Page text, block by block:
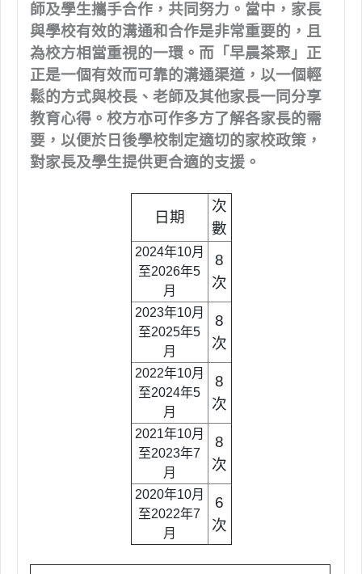
師及學生攜手合作，共同努力。當中，家長
與學校有效的溝通和合作是非常重要的，且
為校方相當重視的一環。而「早晨茶聚」正
正是一個有效而可靠的溝通渠道，以一個輕
鬆的方式與校長、老師及其他家長一同分享
教育心得。校方亦可作多方了解各家長的需
要，以便於日後學校制定適切的家校政策，
對家長及學生提供更合適的支援。
日期
次
數
2024年10月
至2026年5
月
8
次
2023年10月
至2025年5
月
8
次
2022年10月
至2024年5
月
8
次
2021年10月
至2023年7
月
8
次
2020年10月
至2022年7
月
6
次